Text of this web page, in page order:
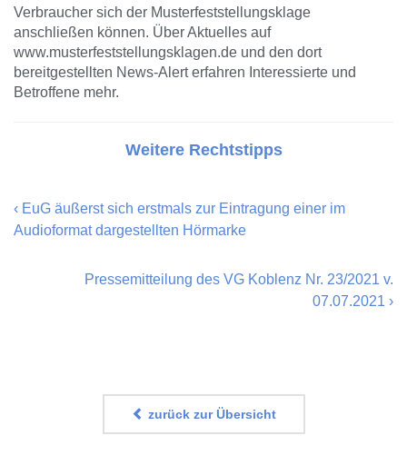
Verbraucher sich der Musterfeststellungsklage
anschließen können. Über Aktuelles auf
www.musterfeststellungsklagen.de und den dort
bereitgestellten News-Alert erfahren Interessierte und
Betroffene mehr.
Weitere Rechtstipps
‹ EuG äußerst sich erstmals zur Eintragung einer im
Audioformat dargestellten Hörmarke
Pressemitteilung des VG Koblenz Nr. 23/2021 v.
07.07.2021 ›
zurück zur Übersicht